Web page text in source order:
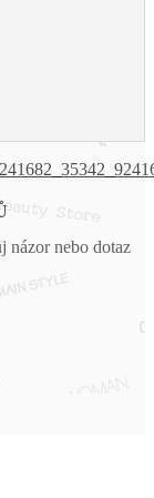
názor nebo dotaz